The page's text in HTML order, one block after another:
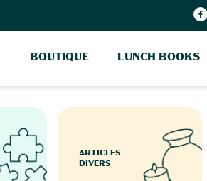
BOUTIQUE LUNCH BOOKS
ARTICLES
DIVERS